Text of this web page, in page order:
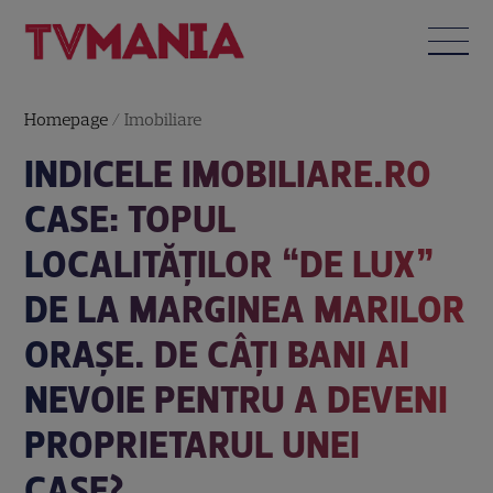
Homepage /Imobiliare
INDICELE IMOBILIARE.RO
CASE: TOPUL
LOCALITĂȚILOR “DE LUX”
DE LA MARGINEA MARILOR
ORAȘE. DE CÂȚI BANI AI
NEVOIE PENTRU A DEVENI
PROPRIETARUL UNEI